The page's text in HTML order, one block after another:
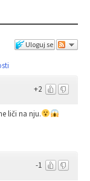
Uloguj se
+2
liči na nju.
-1